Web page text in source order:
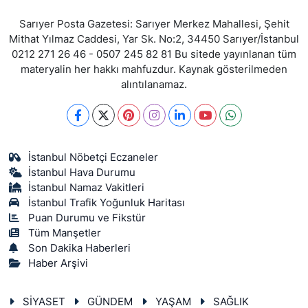
Sarıyer Posta Gazetesi: Sarıyer Merkez Mahallesi, Şehit
Mithat Yılmaz Caddesi, Yar Sk. No:2, 34450 Sarıyer/İstanbul
0212 271 26 46 - 0507 245 82 81 Bu sitede yayınlanan tüm
materyalin her hakkı mahfuzdur. Kaynak gösterilmeden
alıntılanamaz.
İstanbul Nöbetçi Eczaneler
İstanbul Hava Durumu
İstanbul Namaz Vakitleri
İstanbul Trafik Yoğunluk Haritası
Puan Durumu ve Fikstür
Tüm Manşetler
Son Dakika Haberleri
Haber Arşivi
SİYASET GÜNDEM YAŞAM SAĞLIK